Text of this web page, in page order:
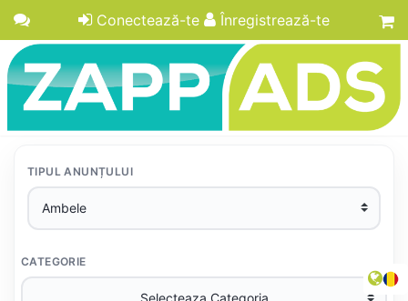
Conectează-te Înregistrează-te
TIPUL ANUNȚULUI
CATEGORIE